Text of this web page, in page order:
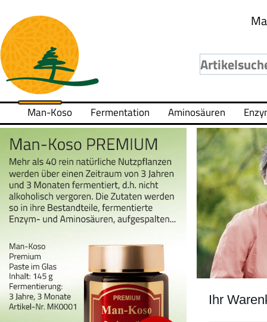
Man-Koso Fermentation Aminosäuren
Ihr